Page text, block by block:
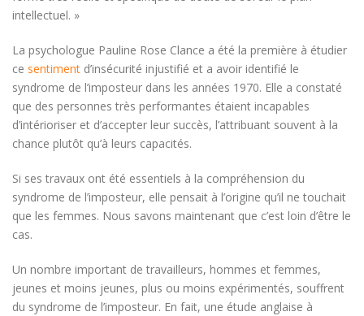
intellectuel. »
La psychologue Pauline Rose Clance a été la première à étudier
ce sentiment d’insécurité injustifié et a avoir identifié le
syndrome de l’imposteur dans les années 1970. Elle a constaté
que des personnes très performantes étaient incapables
d’intérioriser et d’accepter leur succès, l’attribuant souvent à la
chance plutôt qu’à leurs capacités.
Si ses travaux ont été essentiels à la compréhension du
syndrome de l’imposteur, elle pensait à l’origine qu’il ne touchait
que les femmes. Nous savons maintenant que c’est loin d’être le
cas.
Un nombre important de travailleurs, hommes et femmes,
jeunes et moins jeunes, plus ou moins expérimentés, souffrent
du syndrome de l’imposteur. En fait, une étude anglaise à